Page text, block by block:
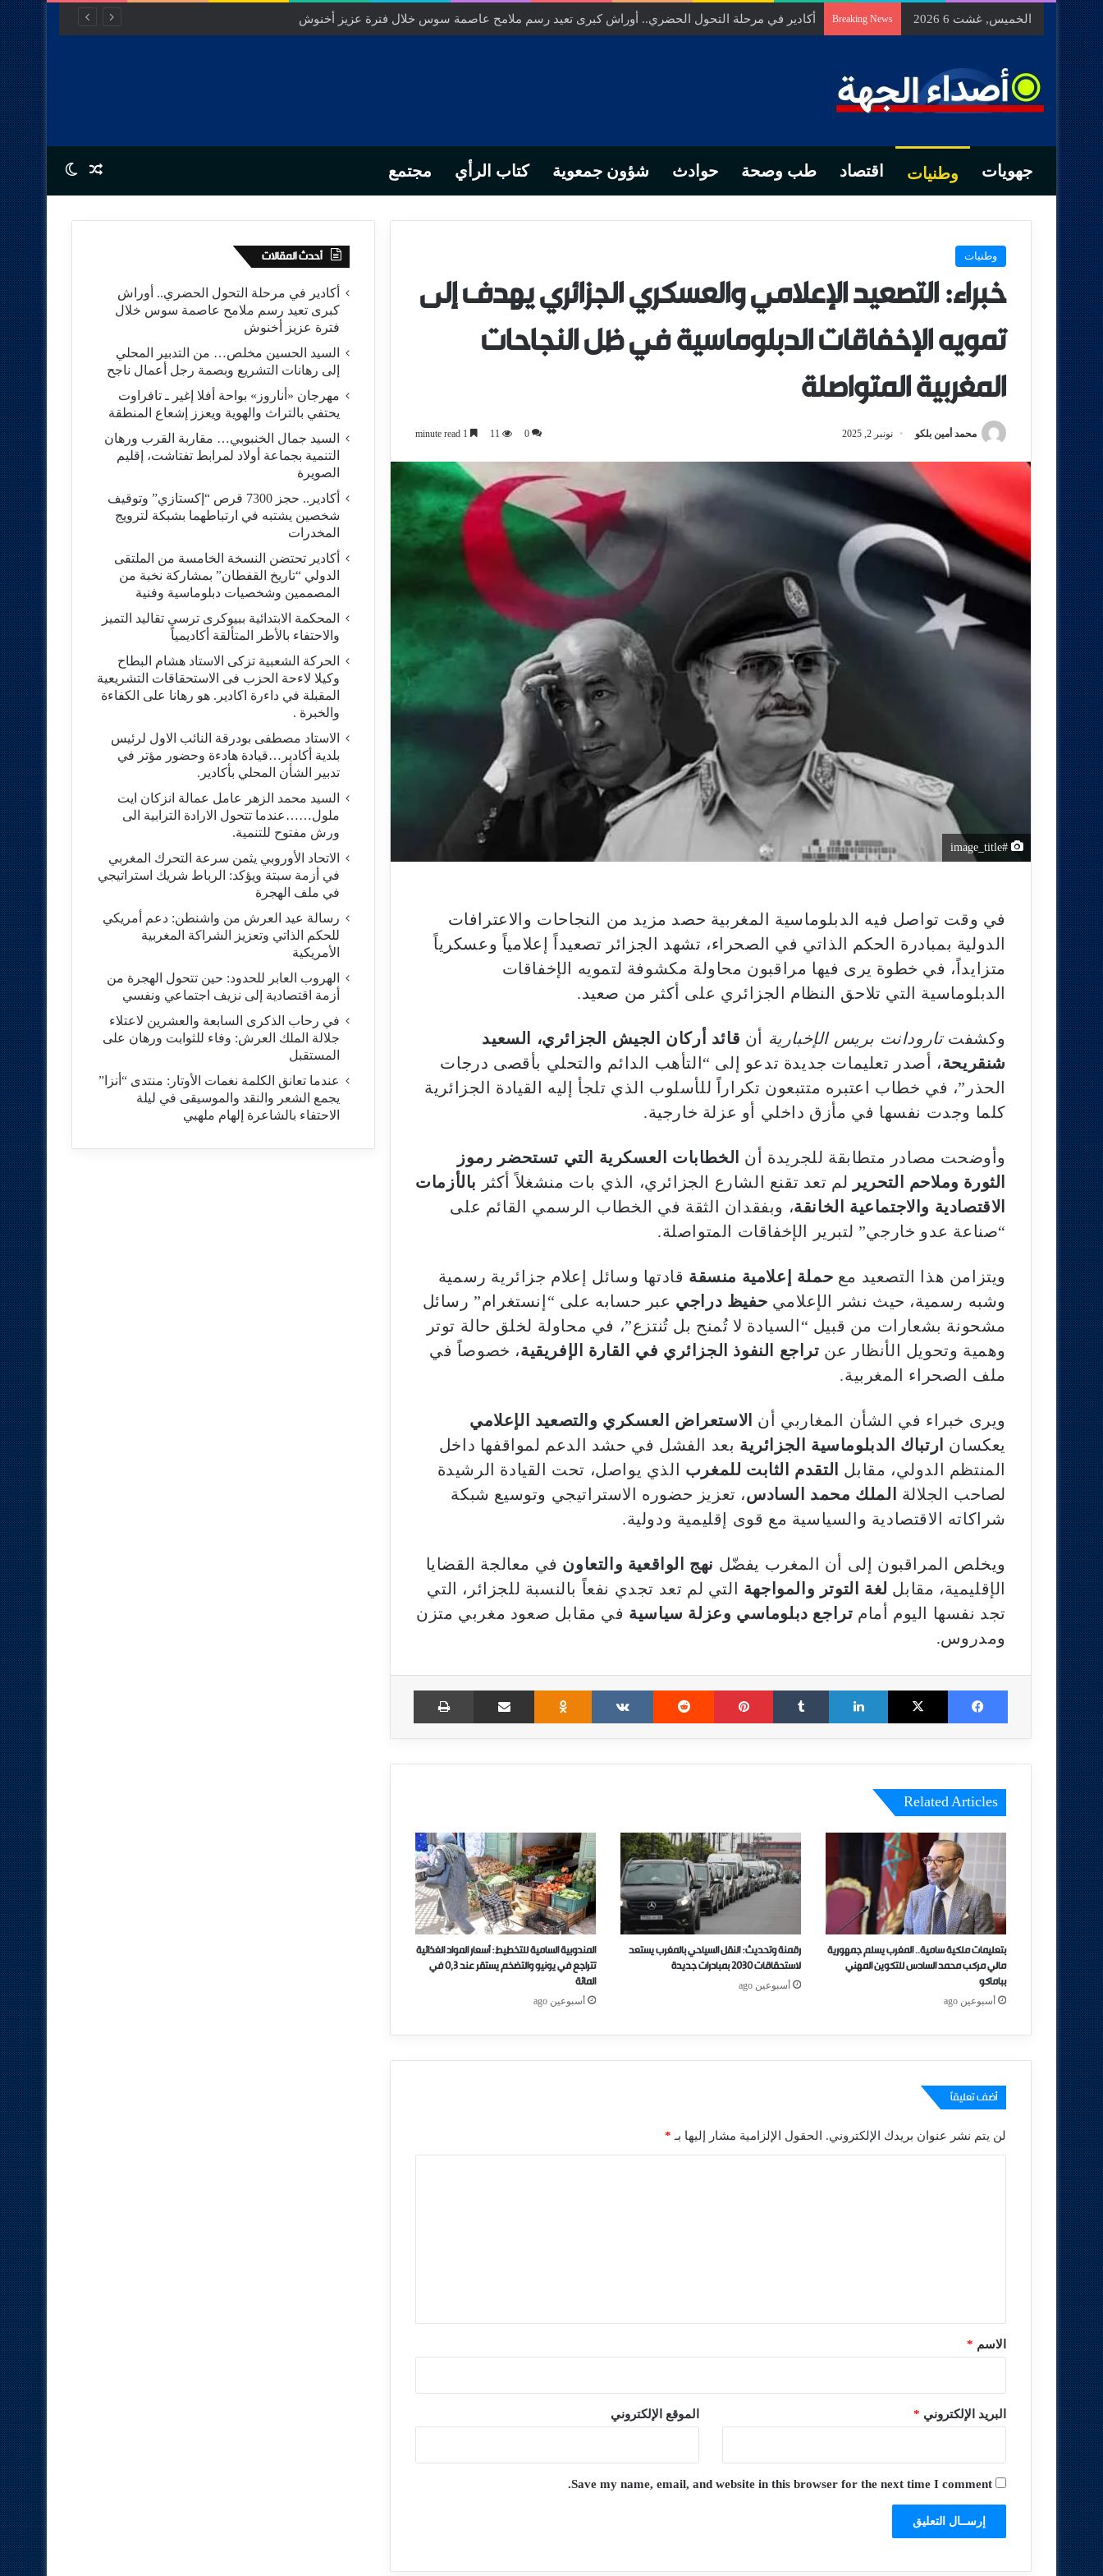
الخميس, غشت 6 2026 Breaking News أكادير في مرحلة التحول الحضري.. أوراش كبرى تعيد رسم ملامح عاصمة سوس خلال فترة عزيز أخنوش
جهويات وطنيات اقتصاد طب وصحة حوادث شؤون جمعوية كتاب الرأي مجتمع Random Article
Switch skin
وطنيات
خبراء: التصعيد الإعلامي والعسكري الجزائري يهدف إلى
تمويه الإخفاقات الدبلوماسية في ظل النجاحات
المغربية المتواصلة
محمد أمين بلكو نونبر 2, 2025 0
11
#image_title
في وقت تواصل فيه الدبلوماسية المغربية حصد مزيد من النجاحات والاعترافات
الدولية بمبادرة الحكم الذاتي في الصحراء، تشهد الجزائر تصعيداً إعلامياً وعسكرياً
متزايداً، في خطوة يرى فيها مراقبون محاولة مكشوفة لتمويه الإخفاقات
الدبلوماسية التي تلاحق النظام الجزائري على أكثر من صعيد.
وكشفتتارودانت بريس الإخبارية أن قائد أركان الجيش الجزائري، السعيد
شنقريحة، أصدر تعليمات جديدة تدعو إلى “التأهب الدائم والتحلي بأقصى درجات
الحذر”، في خطاب اعتبره متتبعون تكراراً للأسلوب الذي تلجأ إليه القيادة الجزائرية
كلما وجدت نفسها في مأزق داخلي أو عزلة خارجية.
وأوضحت مصادر متطابقة للجريدة أن
الخطابات العسكرية التي تستحضر رموز
الثورة وملاحم التحرير لم تعد تقنع الشارع الجزائري، الذي بات منشغلاً أكثر بالأزمات
الاقتصادية والاجتماعية الخانقة، وبفقدان الثقة في الخطاب الرسمي القائم على
“صناعة عدو خارجي” لتبرير الإخفاقات المتواصلة.
ويتزامن هذا التصعيد مع حملة إعلامية منسقة قادتها وسائل إعلام جزائرية رسمية
وشبه رسمية، حيث نشر الإعلامي حفيظ دراجي عبر حسابه على “إنستغرام” رسائل
مشحونة بشعارات من قبيل “السيادة لا تُمنح بل تُنتزع”، في محاولة لخلق حالة توتر
وهمية وتحويل الأنظار عن تراجع النفوذ الجزائري في القارة الإفريقية، خصوصاً في
ملف الصحراء المغربية.
ويرى خبراء في الشأن المغاربي أن الاستعراض العسكري والتصعيد الإعلامي
يعكسان ارتباك الدبلوماسية الجزائرية بعد الفشل في حشد الدعم لمواقفها داخل
المنتظم الدولي، مقابل
التقدم الثابت للمغرب الذي يواصل، تحت القيادة الرشيدة
لصاحب الجلالة
الملك محمد السادس، تعزيز حضوره الاستراتيجي وتوسيع شبكة
شراكاته الاقتصادية والسياسية مع قوى إقليمية ودولية.
ويخلص المراقبون إلى أن المغرب يفضّل نهج الواقعية والتعاون في معالجة القضايا
الإقليمية، مقابل لغة التوتر والمواجهة التي لم تعد تجدي نفعاً بالنسبة للجزائر، التي
تجد نفسها اليوم أمام تراجع دبلوماسي وعزلة سياسية في مقابل صعود مغربي متزن
ومدروس.
Facebook
X
LinkedIn
Tumblr
Pinterest
Reddit
VKontakte
Odnoklassniki
Share via Email
Print
Related Articles
بتعليمات ملكية سامية.. المغرب يسلم جمهورية
مالي مركب محمد السادس للتكوين المهني
بباماكو
أسبوعين ago
رقمنة وتحديث: النقل السياحي بالمغرب يستعد
لاستحقاقات 2030 بمبادرات جديدة
أسبوعين ago
المندوبية السامية للتخطيط: أسعار المواد الغذائية
تتراجع في يونيو والتضخم يستقر عند 0,3 في
المائة
أسبوعين ago
أضف تعليقاً
لن يتم نشر عنوان بريدك الإلكتروني. الحقول الإلزامية مشار إليها بـ *
*الاسم *
البريد الإلكتروني * الموقع الإلكتروني
Save my name, email, and website in this browser for the next time I comment.
أحدث المقالات
أكادير في مرحلة التحول الحضري.. أوراش
كبرى تعيد رسم ملامح عاصمة سوس خلال
فترة عزيز أخنوش
السيد الحسين مخلص… من التدبير المحلي
إلى رهانات التشريع وبصمة رجل أعمال ناجح
مهرجان «أناروز» بواحة أفلا إغير ـ تافراوت
يحتفي بالتراث والهوية ويعزز إشعاع المنطقة
السيد جمال الخنبوبي… مقاربة القرب ورهان
التنمية بجماعة أولاد لمرابط تفتاشت، إقليم
الصويرة
أكادير.. حجز 7300 قرص “إكستازي” وتوقيف
شخصين يشتبه في ارتباطهما بشبكة لترويج
المخدرات
أكادير تحتضن النسخة الخامسة من الملتقى
الدولي “تاريخ القفطان” بمشاركة نخبة من
المصممين وشخصيات دبلوماسية وفنية
المحكمة الابتدائية ببيوكرى ترسي تقاليد التميز
والاحتفاء بالأطر المتألقة أكاديمياً
الحركة الشعبية تزكى الاستاد هشام البطاح
وكيلا لاءحة الحزب فى الاستحقاقات التشريعية
المقبلة في داءرة اكادير. هو رهانا على الكفاءة
والخبرة .
الاستاد مصطفى بودرقة النائب الاول لرئيس
بلدية أكادير…قيادة هادءة وحضور مؤتر في
تدبير الشأن المحلي بأكادير.
السيد محمد الزهر عامل عمالة انزكان ايت
ملول……عندما تتحول الارادة الترابية الى
ورش مفتوح للتنمية.
الاتحاد الأوروبي يثمن سرعة التحرك المغربي
في أزمة سبتة ويؤكد: الرباط شريك استراتيجي
في ملف الهجرة
رسالة عيد العرش من واشنطن: دعم أمريكي
للحكم الذاتي وتعزيز الشراكة المغربية
الأمريكية
​الهروب العابر للحدود: حين تتحول الهجرة من
أزمة اقتصادية إلى نزيف اجتماعي ونفسي
في رحاب الذكرى السابعة والعشرين لاعتلاء
جلالة الملك العرش: وفاء للثوابت ورهان على
المستقبل
​عندما تعانق الكلمة نغمات الأوتار: منتدى “أنزا”
يجمع الشعر والنقد والموسيقى في ليلة
الاحتفاء بالشاعرة إلهام ملهبي